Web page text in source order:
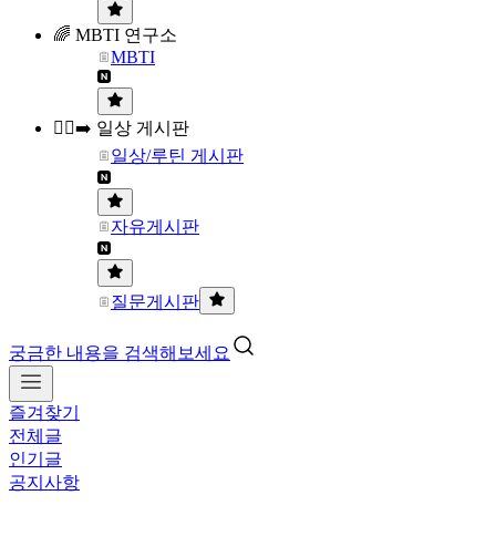
🌈 MBTI 연구소
MBTI
🏃‍♀️‍➡️ 일상 게시판
일상/루틴 게시판
자유게시판
질문게시판
궁금한 내용을 검색해보세요
즐겨찾기
전체글
인기글
공지사항